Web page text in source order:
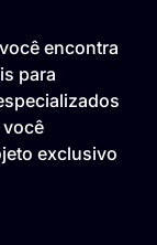
encontra
para
exclusivo